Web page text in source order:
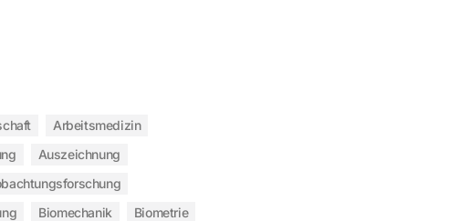
Arbeitsmedizin
Auszeichnung
Biomechanik
Biometrie